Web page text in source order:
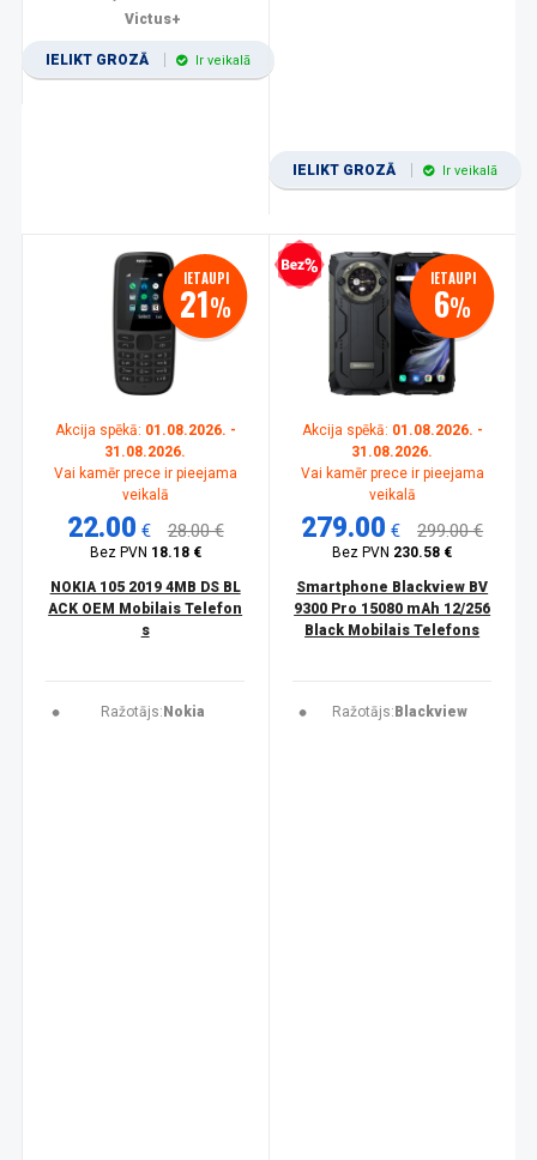
Victus+
IELIKT GROZĀ Ir veikalā
IELIKT GROZĀ Ir veikalā
IETAUPI
21%
Akcija spēkā: 01.08.2026. -
31.08.2026.
Vai kamēr prece ir pieejama
veikalā
22.00 € 28.00 €
Bez PVN 18.18 €
NOKIA 105 2019 4MB DS BL
ACK OEM Mobilais Telefon
s
Ražotājs: Nokia
Bezprocentu kredīts IETAUPI
6%
Akcija spēkā: 01.08.2026. -
31.08.2026.
Vai kamēr prece ir pieejama
veikalā
279.00 € 299.00 €
Bez PVN 230.58 €
Smartphone Blackview BV
9300 Pro 15080 mAh 12/256
Black Mobilais Telefons
Ražotājs: Blackview